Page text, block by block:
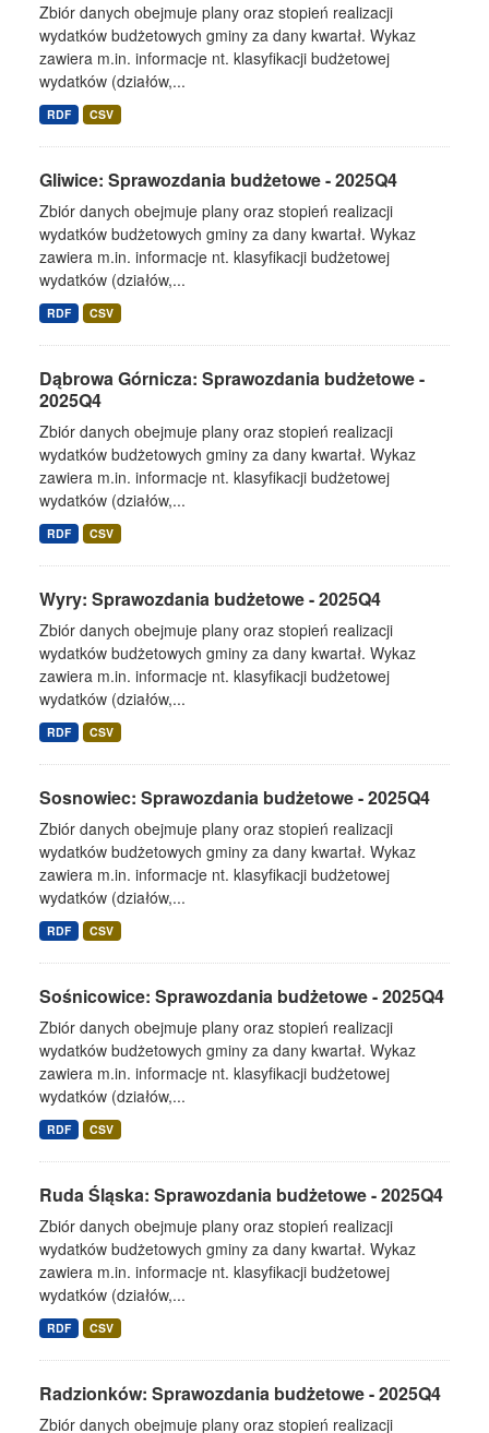
Zbiór danych obejmuje plany oraz stopień realizacji
wydatków budżetowych gminy za dany kwartał. Wykaz
zawiera m.in. informacje nt. klasyfikacji budżetowej
wydatków (działów,...
RDF CSV
Gliwice: Sprawozdania budżetowe - 2025Q4
Zbiór danych obejmuje plany oraz stopień realizacji
wydatków budżetowych gminy za dany kwartał. Wykaz
zawiera m.in. informacje nt. klasyfikacji budżetowej
wydatków (działów,...
RDF CSV
Dąbrowa Górnicza: Sprawozdania budżetowe -
2025Q4
Zbiór danych obejmuje plany oraz stopień realizacji
wydatków budżetowych gminy za dany kwartał. Wykaz
zawiera m.in. informacje nt. klasyfikacji budżetowej
wydatków (działów,...
RDF CSV
Wyry: Sprawozdania budżetowe - 2025Q4
Zbiór danych obejmuje plany oraz stopień realizacji
wydatków budżetowych gminy za dany kwartał. Wykaz
zawiera m.in. informacje nt. klasyfikacji budżetowej
wydatków (działów,...
RDF CSV
Sosnowiec: Sprawozdania budżetowe - 2025Q4
Zbiór danych obejmuje plany oraz stopień realizacji
wydatków budżetowych gminy za dany kwartał. Wykaz
zawiera m.in. informacje nt. klasyfikacji budżetowej
wydatków (działów,...
RDF CSV
Sośnicowice: Sprawozdania budżetowe - 2025Q4
Zbiór danych obejmuje plany oraz stopień realizacji
wydatków budżetowych gminy za dany kwartał. Wykaz
zawiera m.in. informacje nt. klasyfikacji budżetowej
wydatków (działów,...
RDF CSV
Ruda Śląska: Sprawozdania budżetowe - 2025Q4
Zbiór danych obejmuje plany oraz stopień realizacji
wydatków budżetowych gminy za dany kwartał. Wykaz
zawiera m.in. informacje nt. klasyfikacji budżetowej
wydatków (działów,...
RDF CSV
Radzionków: Sprawozdania budżetowe - 2025Q4
Zbiór danych obejmuje plany oraz stopień realizacji